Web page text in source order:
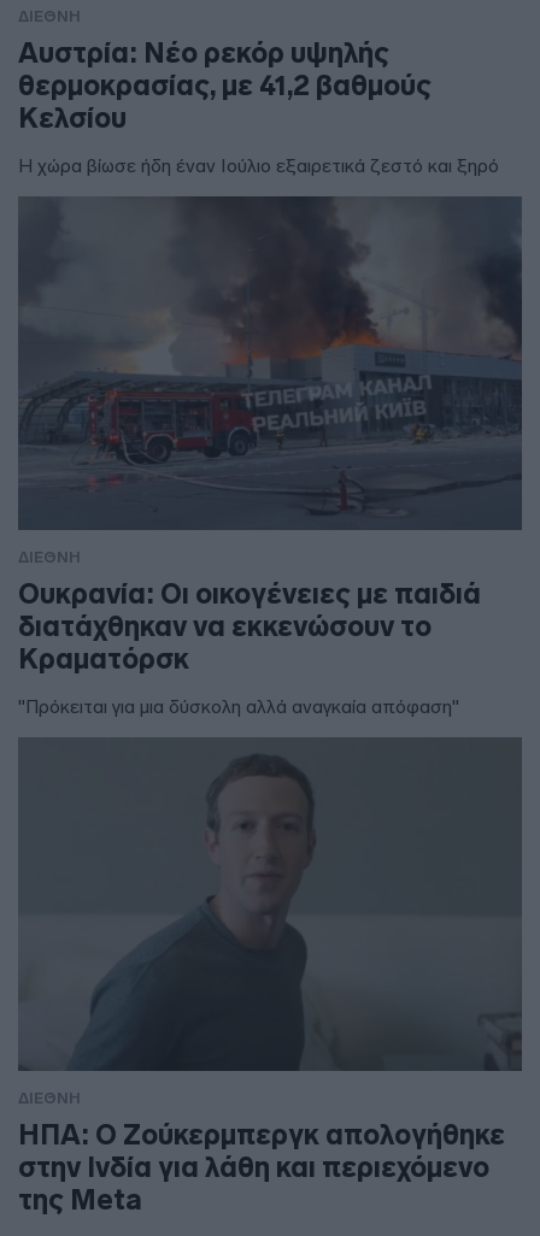
ΔΙΕΘΝΗ
Αυστρία: Νέο ρεκόρ υψηλής
θερμοκρασίας, με 41,2 βαθμούς
Κελσίου
Η χώρα βίωσε ήδη έναν Ιούλιο εξαιρετικά ζεστό και ξηρό
ΔΙΕΘΝΗ
Ουκρανία: Οι οικογένειες με παιδιά
διατάχθηκαν να εκκενώσουν το
Κραματόρσκ
"Πρόκειται για μια δύσκολη αλλά αναγκαία απόφαση"
ΔΙΕΘΝΗ
ΗΠΑ: Ο Ζούκερμπεργκ απολογήθηκε
στην Ινδία για λάθη και περιεχόμενο
της Meta